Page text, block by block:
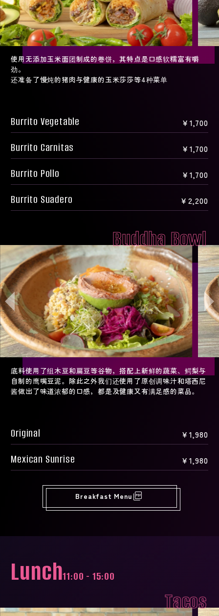
使用无添加玉米面团制成的卷饼，其特点是口感软糯富有嚼
劲。
还准备了慢炖的猪肉与健康的玉米莎莎等4种菜单
Burrito Vegetable ￥1,700
Burrito Carnitas ￥1,700
Burrito Pollo ￥1,700
Burrito Suadero ￥2,200
Original ￥1,980
Mexican Sunrise ￥1,980
Buddha Bowl
底料使用了组木豆和扁豆等谷物，搭配上新鲜的蔬菜、鳄梨与
自制的鹰嘴豆泥。除此之外我们还使用了原创调味汁和塔西尼
酱做出了味道浓郁的口感，都是及健康又有满足感的菜品。
Breakfast Menu picture_as_pdf
Lunch11:00 - 15:00
Tacos